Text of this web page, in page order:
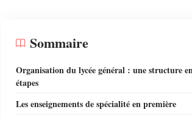
Sommaire
Organisation du lycée général : une structure
étapes
Les enseignements de spécialité en première